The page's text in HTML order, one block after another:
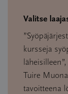
Valitse
kursseja
Tuire
tavoitteena